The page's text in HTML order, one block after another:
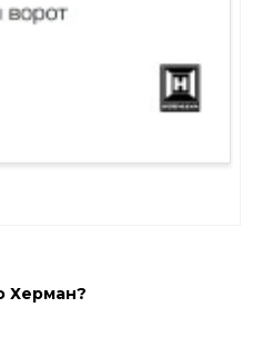
Херман?